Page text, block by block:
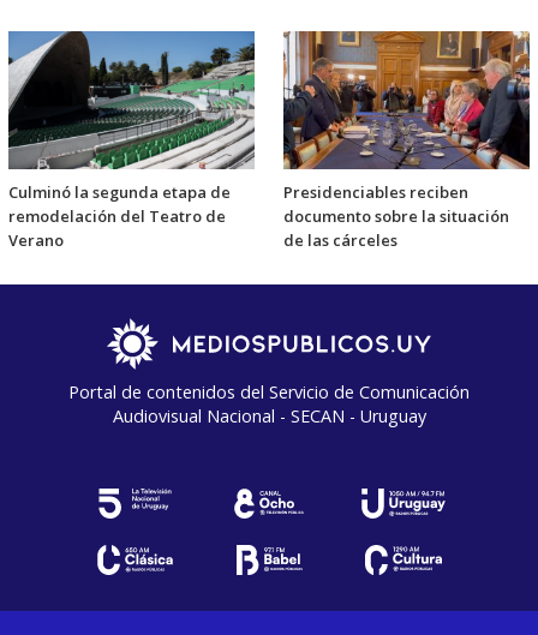
Culminó la segunda etapa de
remodelación del Teatro de
Verano
Presidenciables reciben
documento sobre la situación
de las cárceles
Portal de contenidos del Servicio de Comunicación
Audiovisual Nacional - SECAN - Uruguay